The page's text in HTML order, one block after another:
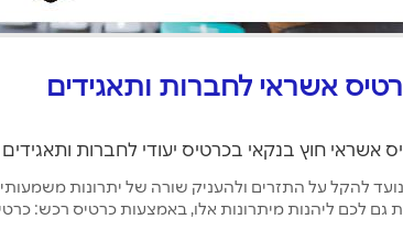
אשראי לחברות ותאגידים
אשראי חוץ בנקאי בכרטיס יעודי לחברות ותאגידים
להקל על התזרים ולהעניק שורה של יתרונות
לכם ליהנות מיתרונות אלו, באמצעות כרטיס רכש: